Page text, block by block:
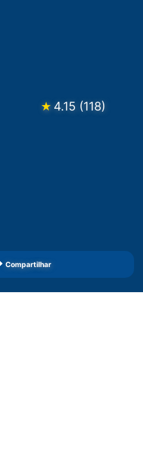
★ 4.15 (118)
Compartilhar